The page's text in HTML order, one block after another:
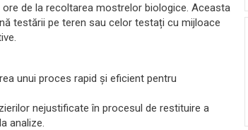
de la recoltarea mostrelor biologice. Aceasta
testării pe teren sau celor testați cu mijloace
unui proces rapid și eficient pentru
nejustificate în procesul de restituire a
analize.